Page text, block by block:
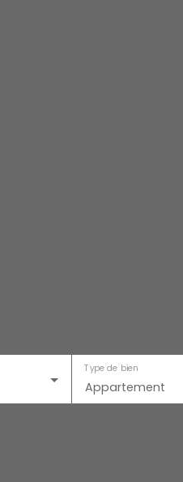
Appartement
Type de bien